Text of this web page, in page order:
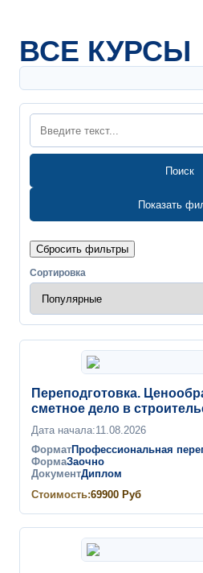
ВСЕ КУРСЫ
Поиск
Показать
Сбросить фильтры
Сортировка
Переподготовка.
сметное дело в
Дата начала:11.08.2026
ФорматПрофессиональная
ФормаЗаочно
ДокументДиплом
Стоимость:69900 Руб